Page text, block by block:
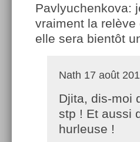
Pavlyuchenkova:
vraiment la
elle sera bientôt
Nath 17 août
Djita, dis-moi
stp ! Et aussi
hurleuse !